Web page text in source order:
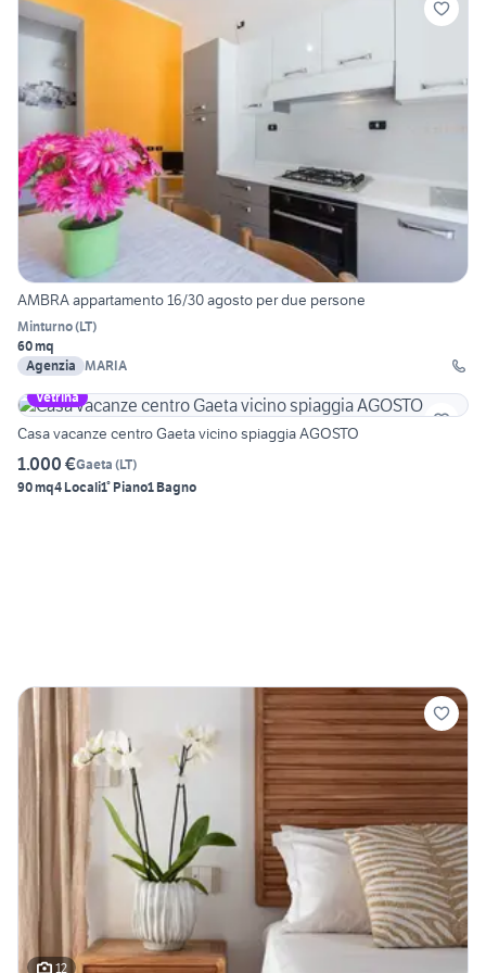
AMBRA appartamento 16/30 agosto per due persone
Minturno(LT)
60 mq
Agenzia MARIA
Vetrina
Casa vacanze centro Gaeta vicino spiaggia AGOSTO
1.000 €Gaeta (LT)
90 mq4 Locali1° Piano1 Bagno
12